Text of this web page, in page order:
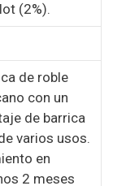
(2%).
de roble
con un
de barrica
varios usos.
en
2 meses